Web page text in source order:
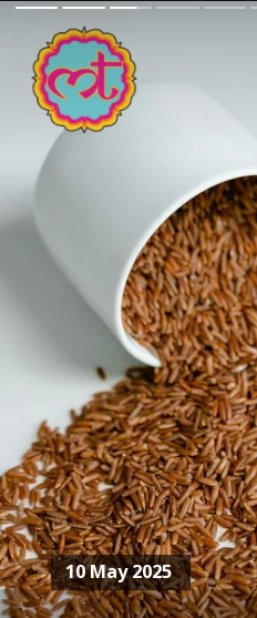
10 May 2025